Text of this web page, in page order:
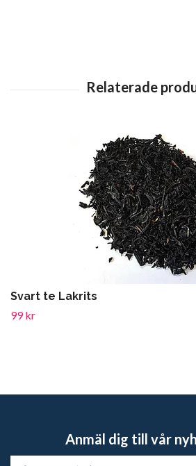
Svart te Lakrits
99 kr
Anmäl dig till vår